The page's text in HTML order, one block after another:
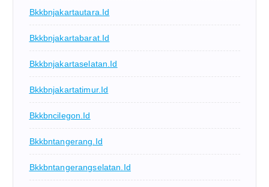
Bkkbnjakartautara.id
Bkkbnjakartabarat.id
Bkkbnjakartaselatan.id
Bkkbnjakartatimur.id
Bkkbncilegon.id
Bkkbntangerang.id
Bkkbntangerangselatan.id